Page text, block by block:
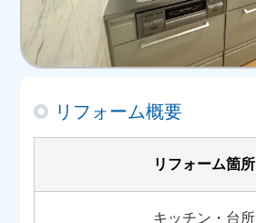
リフォーム概要
リフォーム箇所
キッチン・台所